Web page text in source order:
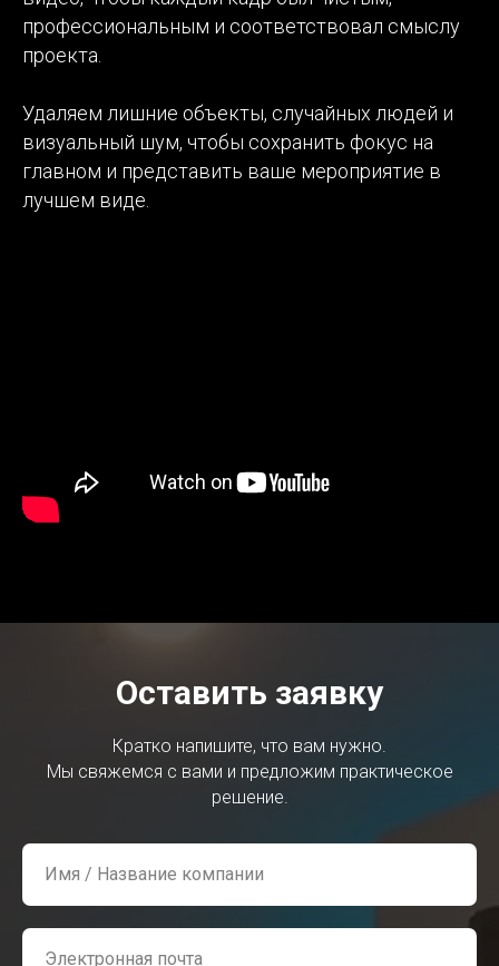
профессиональным и соответствовал смыслу
проекта.
Удаляем лишние объекты, случайных людей и
визуальный шум, чтобы сохранить фокус на
главном и представить ваше мероприятие в
лучшем виде.
Оставить заявку
Кратко напишите, что вам нужно.
Мы свяжемся с вами и предложим практическое
решение.